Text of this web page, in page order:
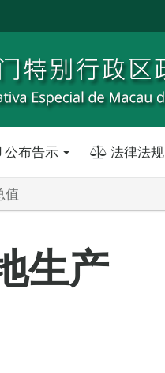
公布告示 法律法规
值
生产